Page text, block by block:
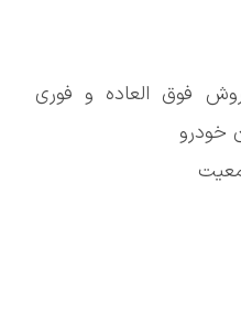
فوق العاده و فوری
خودرو